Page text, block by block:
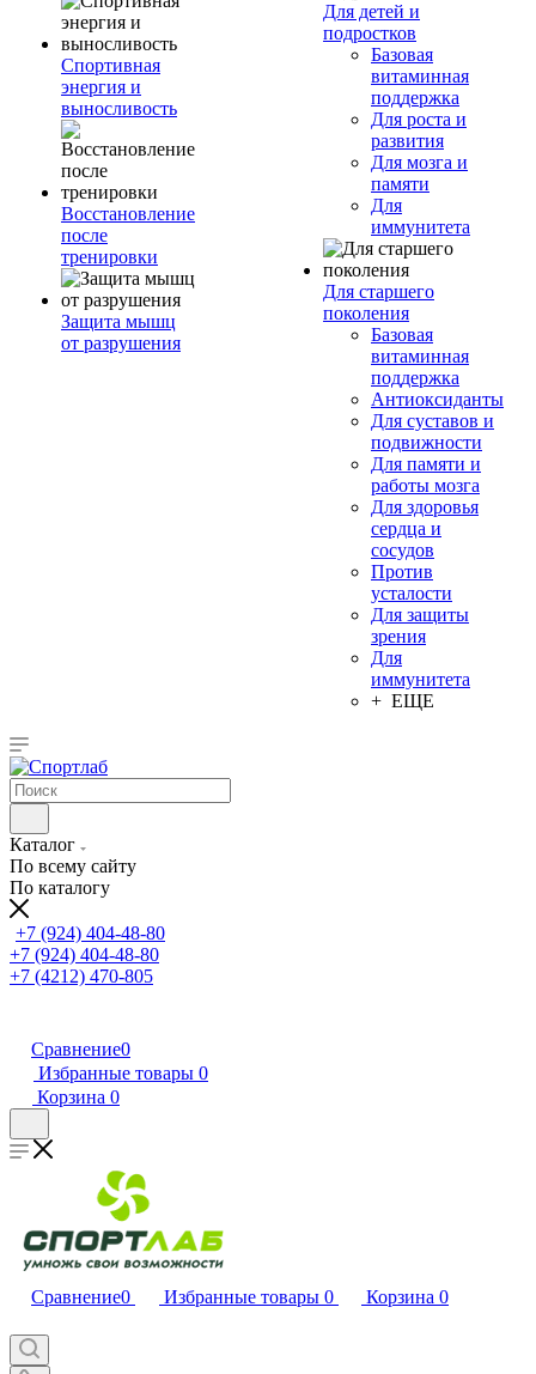
Спортивная
энергия и
выносливость
Восстановление
после
тренировки
Защита мышц
от разрушения
Для детей и
подростков
Базовая
витаминная
поддержка
Для роста и
развития
Для мозга и
памяти
Для
иммунитета
Для старшего
поколения
Базовая
витаминная
поддержка
Антиоксиданты
Для суставов и
подвижности
Для памяти и
работы мозга
Для здоровья
сердца и
сосудов
Против
усталости
Для защиты
зрения
Для
иммунитета
+ ЕЩЕ
Каталог
По всему сайту
По каталогу
+7 (924) 404-48-80
+7 (924) 404-48-80
+7 (4212) 470-805
Сравнение0
Избранные товары 0
Корзина 0
Сравнение0 Избранные товары 0 Корзина 0